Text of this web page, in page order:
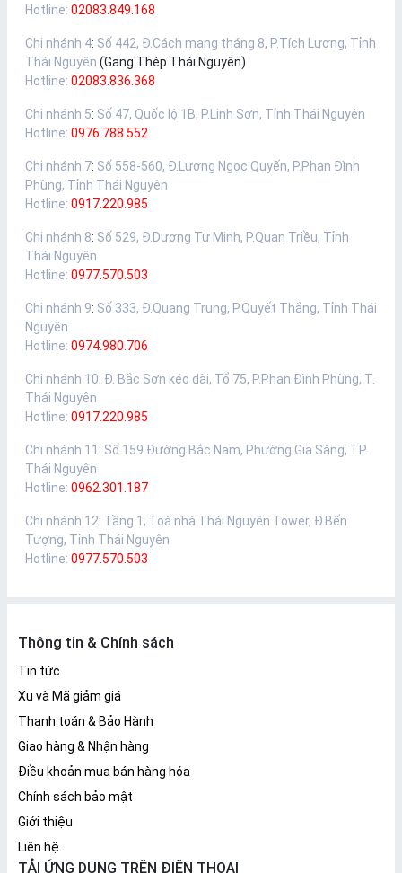
Hotline: 02083.849.168
Chi nhánh 4: Số 442, Đ.Cách mạng tháng 8, P.Tích Lương, Tỉnh
Thái Nguyên (Gang Thép Thái Nguyên)
Hotline: 02083.836.368
Chi nhánh 5: Số 47, Quốc lộ 1B, P.Linh Sơn, Tỉnh Thái Nguyên
Hotline: 0976.788.552
Chi nhánh 7: Số 558-560, Đ.Lương Ngọc Quyến, P.Phan Đình
Phùng, Tỉnh Thái Nguyên
Hotline: 0917.220.985
Chi nhánh 8: Số 529, Đ.Dương Tự Minh, P.Quan Triều, Tỉnh
Thái Nguyên
Hotline: 0977.570.503
Chi nhánh 9: Số 333, Đ.Quang Trung, P.Quyết Thắng, Tỉnh Thái
Nguyên
Hotline: 0974.980.706
Chi nhánh 10: Đ. Bắc Sơn kéo dài, Tổ 75, P.Phan Đình Phùng, T.
Thái Nguyên
Hotline: 0917.220.985
Chi nhánh 11 : Số 159 Đường Bắc Nam, Phường Gia Sàng, TP.
Thái Nguyên
Hotline: 0962.301.187
Chi nhánh 12: Tầng 1, Toà nhà Thái Nguyên Tower, Đ.Bến
Tượng, Tỉnh Thái Nguyên
Hotline: 0977.570.503
Thông tin & Chính sách
Tin tức
Xu và Mã giảm giá
Thanh toán & Bảo Hành
Giao hàng & Nhận hàng
Điều khoản mua bán hàng hóa
Chính sách bảo mật
Giới thiệu
Liên hệ
TẢI ỨNG DỤNG TRÊN ĐIỆN THOẠI